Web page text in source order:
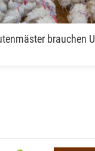
brauchen